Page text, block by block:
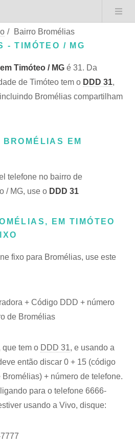
/
Bairro Bromélias
- TIMÓTEO / MG
Timóteo / MG é 31. Da
de Timóteo tem o DDD 31,
Bromélias compartilham
EM
telefone no bairro de
/ MG, use o DDD 31
EM TIMÓTEO
fixo para Bromélias, use este
+ Código DDD + número
de Bromélias
que tem o DDD 31, e usando a
então discar 0 + 15 (código
+ número de telefone.
para o telefone 6666-
usando a Vivo, disque: